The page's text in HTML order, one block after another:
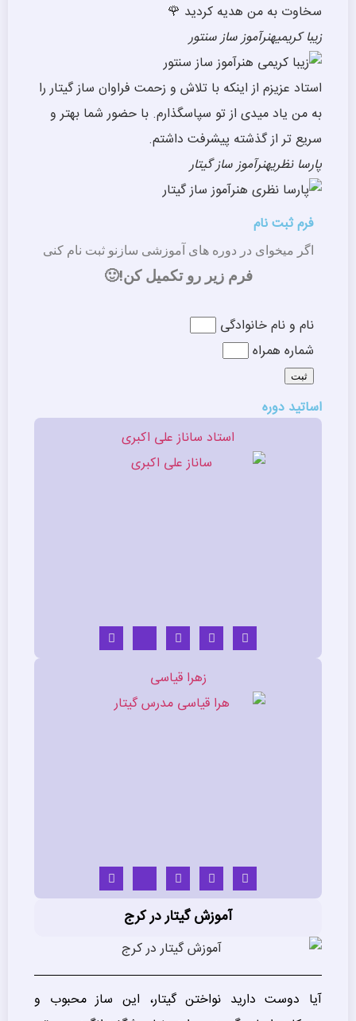
آموزش گیتار در کرج
سخاوت به من هدیه کردید 🌹
زیبا کریمیهنرآموز ساز سنتور
استاد عزیزم از اینکه با تلاش و زحمت فراوان ساز گیتار را
به من یاد میدی از تو سپاسگذارم. با حضور شما بهتر و
سریع تر از گذشته پیشرفت داشتم.
پارسا نظریهنرآموز ساز گیتار
آیا دوست دارید نواختن گیتار، این ساز محبوب و
فرم ثبت نام
اگر میخوای در دوره های آموزشی سازنو ثبت نام کنی
فرم زیر رو تکمیل کن!🙂
نام و نام خانوادگی
شماره همراه
ثبت
اساتید دوره
استاد ساناز علی اکبری
زهرا قیاسی